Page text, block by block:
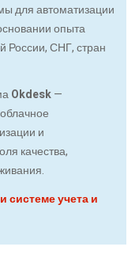
для автоматизации
опыта
России, СНГ, стран
Okdesk—
и
качества,
системе учета и